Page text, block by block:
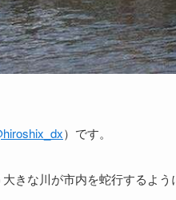
）です。
きな川が市内を蛇行するよう